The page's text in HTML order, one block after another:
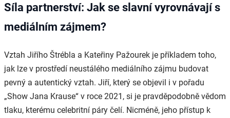
Síla partnerství: Jak se slavní vyrovnávají s
mediálním zájmem?
Vztah Jiřího Štrébla a Kateřiny Pažourek je příkladem toho,
jak lze v prostředí neustálého mediálního zájmu budovat
pevný a autentický vztah. Jiří, který se objevil i v pořadu
„Show Jana Krause“ v roce 2021, si je pravděpodobně vědom
tlaku, kterému celebritní páry čelí. Nicméně, jeho přístup k